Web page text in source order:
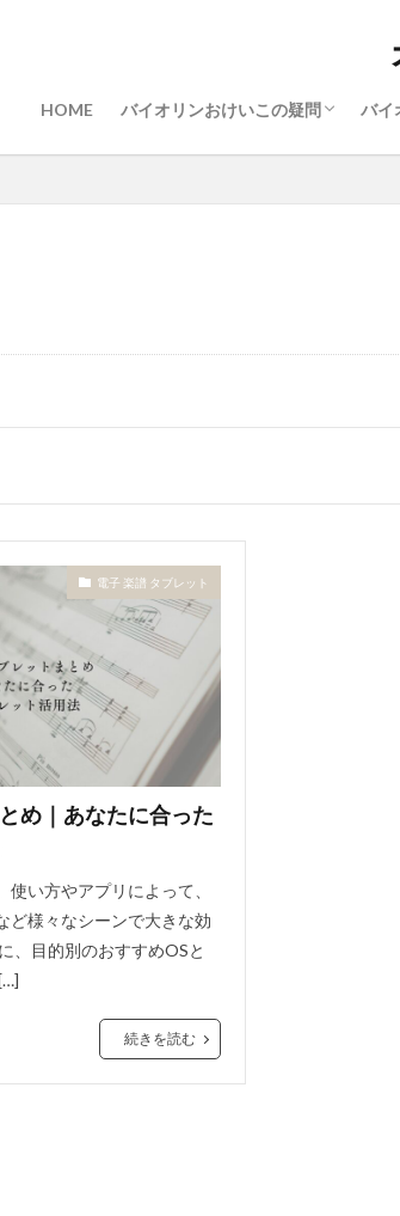
HOME バイオリンおけいこの疑問
バイオリン上達のヒント
バイオリン楽器や服装
バイオリン親御さんの悩み
バイオリン勉強したい曲
バイオリン上達に役に立つ事
音楽留学
バイ
電子 楽譜 タブレット
め｜あなたに合った
い方やアプリによって、
ど様々なシーンで大きな効
、目的別のおすすめOSと
続きを読む